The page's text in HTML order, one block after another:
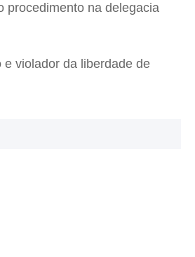
procedimento na delegacia
violador da liberdade de